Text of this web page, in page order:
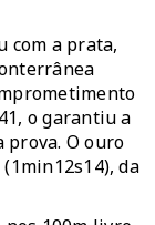
com a prata,
o garantiu a
prova. O ouro
da